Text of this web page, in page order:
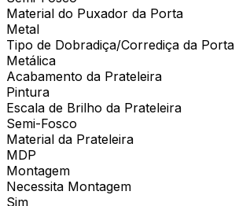
Material do Puxador da Porta
Metal
Tipo de Dobradiça/Corrediça da Porta
Metálica
Acabamento da Prateleira
Pintura
Escala de Brilho da Prateleira
Semi-Fosco
Material da Prateleira
MDP
Montagem
Necessita Montagem
Sim